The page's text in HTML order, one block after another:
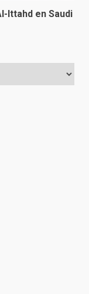
Ittahd en Saudi